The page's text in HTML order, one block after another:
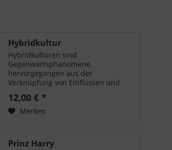
Hybridkultur
Hybridkulturen sind
Gegenwartsphänomene,
hervorgegangen aus der
Verknüpfung von Einflüssen und
Komponenten verschiedener
Medien, kultureller Kontexte und
Diskurszusammenhänge. Mediale
12,00 € *
Merken
Prinz Harry